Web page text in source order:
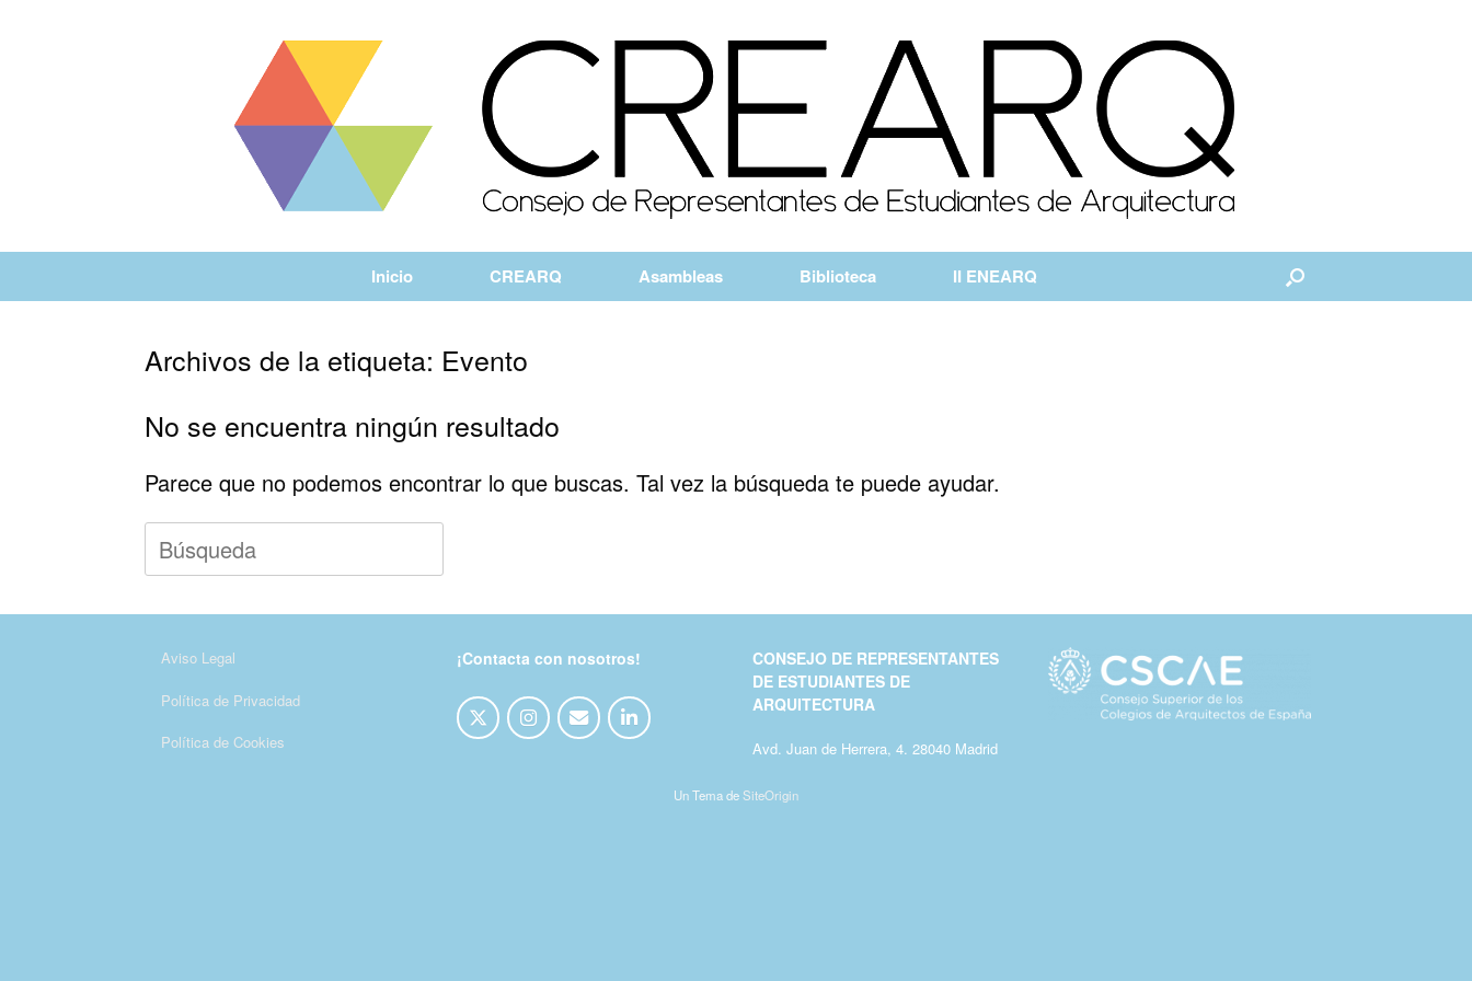
Inicio CREARQ Asambleas Biblioteca II ENEARQ
Archivos de la etiqueta: Evento
No se encuentra ningún resultado
Parece que no podemos encontrar lo que buscas. Tal vez la búsqueda te puede ayudar.
Buscar:
Aviso Legal
Política de Privacidad
Política de Cookies
¡Contacta con nosotros!
CONSEJO DE REPRESENTANTES
DE ESTUDIANTES DE
ARQUITECTURA
Avd. Juan de Herrera, 4. 28040 Madrid
Un Tema deSiteOrigin